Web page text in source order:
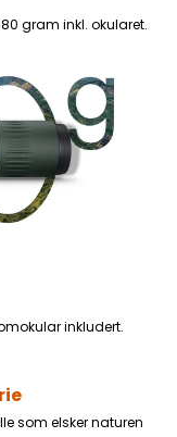
gram inkl. okularet.
inkludert.
som elsker naturen